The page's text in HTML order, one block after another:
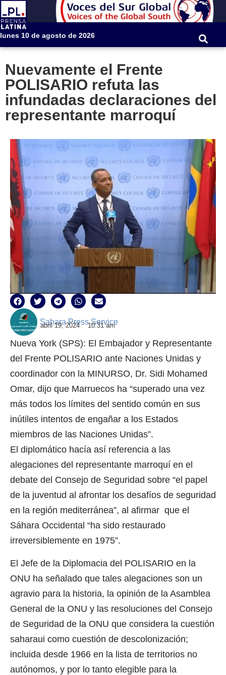
lunes 10 de agosto de 2026
Nuevamente el Frente
POLISARIO refuta las
infundadas declaraciones del
representante marroquí
Sahara Press Service
abril 19, 2024 10:31 am
Nueva York (SPS): El Embajador y Representante
del Frente POLISARIO ante Naciones Unidas y
coordinador con la MINURSO, Dr. Sidi Mohamed
Omar, dijo que Marruecos ha “superado una vez
más todos los límites del sentido común en sus
inútiles intentos de engañar a los Estados
miembros de las Naciones Unidas”.
El diplomático hacía así referencia a las
alegaciones del representante marroquí en el
debate del Consejo de Seguridad sobre “el papel
de la juventud al afrontar los desafíos de seguridad
en la región mediterránea”, al afirmar que el
Sáhara Occidental “ha sido restaurado
irreversiblemente en 1975”.
El Jefe de la Diplomacia del POLISARIO en la
ONU ha señalado que tales alegaciones son un
agravio para la historia, la opinión de la Asamblea
General de la ONU y las resoluciones del Consejo
de Seguridad de la ONU que considera la cuestión
saharaui como cuestión de descolonización;
incluida desde 1966 en la lista de territorios no
autónomos, y por lo tanto elegible para la